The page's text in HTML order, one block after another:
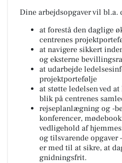
Dine arbejdsopgaver vil bl.a.
at forestå den daglige
centrenes
at navigere sikkert
og eksterne
at udarbejde
projektportefølje
at støtte ledelsen ved
blik på centrenes
rejseplanlægning og -
konferencer,
vedligehold af
og tilsvarende opgaver
er med til at sikre, at
gnidningsfrit.